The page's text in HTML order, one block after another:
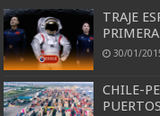
TRAJE
30/01/
CHILE-